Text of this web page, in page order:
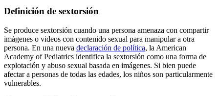
Definición de sextorsión
Se produce sextorsión cuando una persona amenaza con compartir
imágenes o videos con contenido sexual para manipular a otra
persona. En una nueva declaración de política, la American
Academy of Pediatrics identifica la sextorsión como una forma de
explotación y abuso sexual basada en imágenes. Si bien puede
afectar a personas de todas las edades, los niños son particularmente
vulnerables.